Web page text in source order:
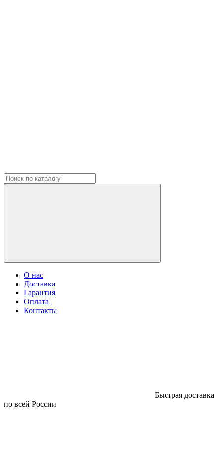
О нас
Доставка
Гарантия
Оплата
Контакты
Быстрая доставка
по всей России